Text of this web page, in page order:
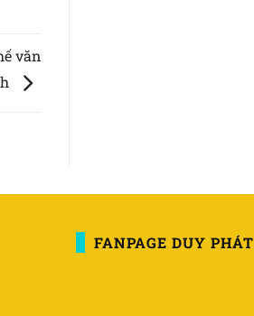
văn
FANPAGE DUY PHÁT